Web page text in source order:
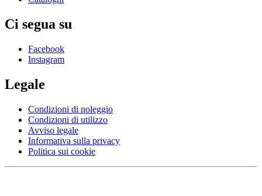
Ci segua su
Facebook
Instagram
Legale
Condizioni di noleggio
Condizioni di utilizzo
Avviso legale
Informativa sulla privacy
Politica sui cookie